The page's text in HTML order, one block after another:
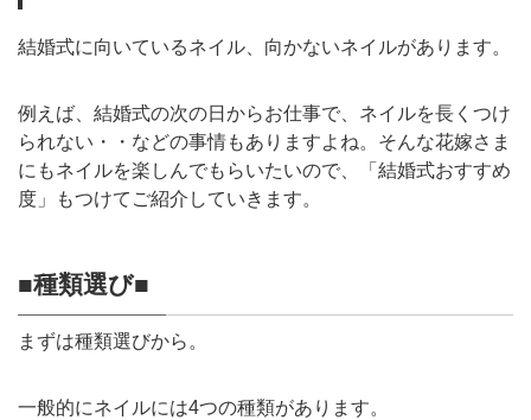
結婚式に向いているネイル、向かないネイルがあります。
例えば、結婚式の次の日からお仕事で、ネイルを長くつけ
られない・・などの事情もありますよね。そんな花嫁さま
にもネイルを楽しんでもらいたいので、「結婚式おすすめ
度」もつけてご紹介していきます。
■種類選び■
まずは種類選びから。
一般的にネイルには4つの種類があります。